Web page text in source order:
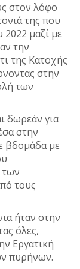
στον λόφο
της που
μαζί με
την
της Κατοχής
στην
των
δωρεάν για
στην
βδομάδα με
των
τους
ήταν στην
όλες,
Εργατική
πυρήνων.